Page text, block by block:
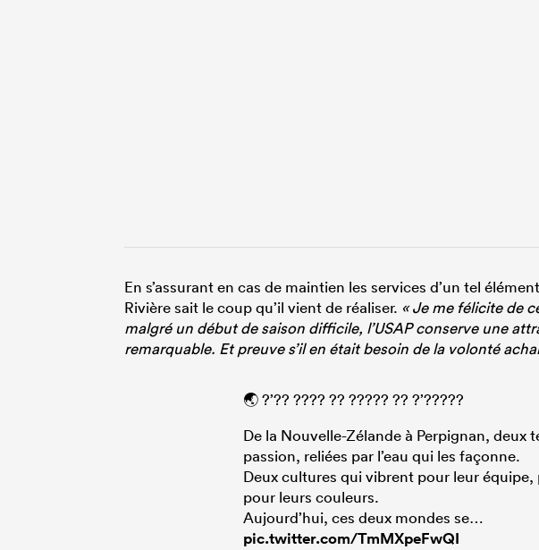
En s’assurant en cas de maintien les services d’un tel
Rivière sait le coup qu’il vient de réaliser. « Je me félicite de
malgré un début de saison difficile, l’USAP conserve une
remarquable. Et preuve s’il en était besoin de la volonté
🌏 ?’?? ???? ?? ????? ?? ?’?????
De la Nouvelle-Zélande à Perpignan, deux
passion, reliées par l’eau qui les façonne.
Deux cultures qui vibrent pour leur
pour leurs couleurs.
Aujourd’hui, ces deux mondes se…
pic.twitter.com/TmMXpeFwQI